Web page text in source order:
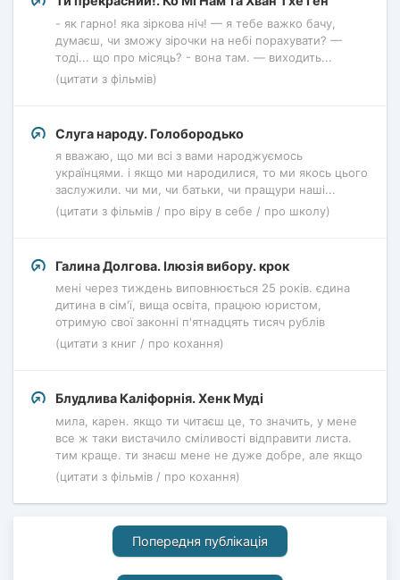
- як гарно! яка зіркова ніч! — я тебе важко бачу,
думаєш, чи зможу зірочки на небі порахувати? —
тоді... що про місяць? - вона там. — виходить...
(цитати з фільмів)
Слуга народу. Голобородько
я вважаю, що ми всі з вами народжуємось
українцями. і якщо ми народилися, то ми якось цього
заслужили. чи ми, чи батьки, чи пращури наші...
(цитати з фільмів / про віру в себе / про школу)
Галина Долгова. Ілюзія вибору. крок
мені через тиждень виповнюється 25 років. єдина
дитина в сім'ї, вища освіта, працюю юристом,
отримую свої законні п'ятнадцять тисяч рублів
(цитати з книг / про кохання)
Блудлива Каліфорнія. Хенк Муді
мила, карен. якщо ти читаєш це, то значить, у мене
все ж таки вистачило сміливості відправити листа.
тим краще. ти знаєш мене не дуже добре, але якщо
(цитати з фільмів / про кохання)
Попередня публікація